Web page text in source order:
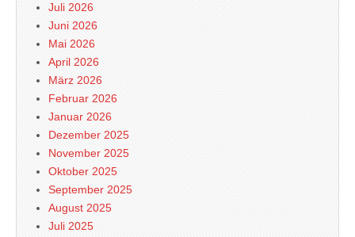
Juli 2026
Juni 2026
Mai 2026
April 2026
März 2026
Februar 2026
Januar 2026
Dezember 2025
November 2025
Oktober 2025
September 2025
August 2025
Juli 2025